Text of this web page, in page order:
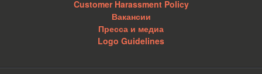
Customer Harassment Policy
Вакансии
Пресса и медиа
Logo Guidelines